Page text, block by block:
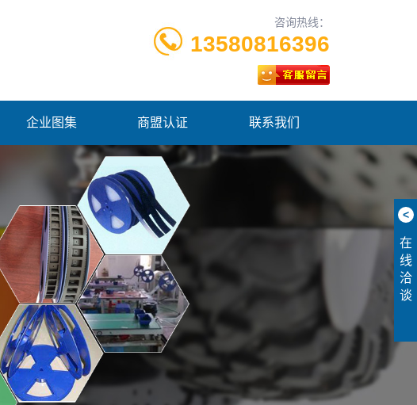
咨询热线：
13580816396
企业图集 商盟认证 联系我们
<
在
线
洽
谈